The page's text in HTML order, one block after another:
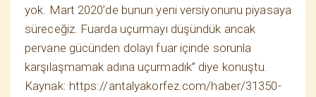
yok. Mart 2020’de bunun yeni versiyonunu piyasaya
süreceğiz. Fuarda uçurmayı düşündük ancak
pervane gücünden dolayı fuar içinde sorunla
karşılaşmamak adına uçurmadık” diye konuştu.
Kaynak: https://antalyakorfez.com/haber/31350-